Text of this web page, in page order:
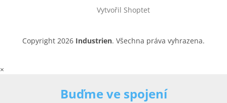
Vytvořil Shoptet
Copyright 2026 Industrien. Všechna práva vyhrazena.
×
Buďme ve spojení